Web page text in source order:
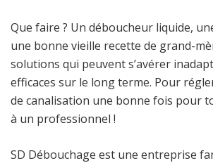
Que faire ? Un déboucheur liquide,
une bonne vieille recette de grand-
solutions qui peuvent s’avérer
efficaces sur le long terme. Pour
de canalisation une bonne fois pour
à un professionnel !
SD Débouchage est une entreprise